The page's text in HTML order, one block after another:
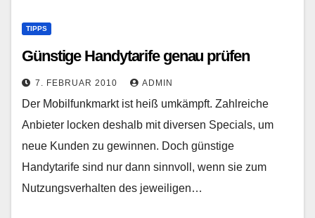
TIPPS
Günstige Handytarife genau prüfen
7. FEBRUAR 2010 ADMIN
Der Mobilfunkmarkt ist heiß umkämpft. Zahlreiche
Anbieter locken deshalb mit diversen Specials, um
neue Kunden zu gewinnen. Doch günstige
Handytarife sind nur dann sinnvoll, wenn sie zum
Nutzungsverhalten des jeweiligen…